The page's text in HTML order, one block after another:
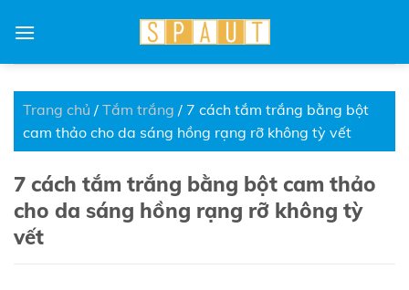
Trang chủ / Tắm trắng / 7 cách tắm trắng bằng bột
cam thảo cho da sáng hồng rạng rỡ không tỳ vết
7 cách tắm trắng bằng bột cam thảo
cho da sáng hồng rạng rỡ không tỳ
vết